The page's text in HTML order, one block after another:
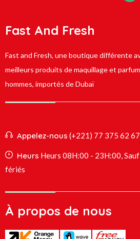
Fast And Fresh
Fast and Fresh, une boutique différente
meilleurs produits de maquillage et
hommes, importés de Dubaï
Appelez-nous (+221) 77 375 62 67
Heurs Heurs 08H:00 - 23H:00,
fériés
À propos de nous